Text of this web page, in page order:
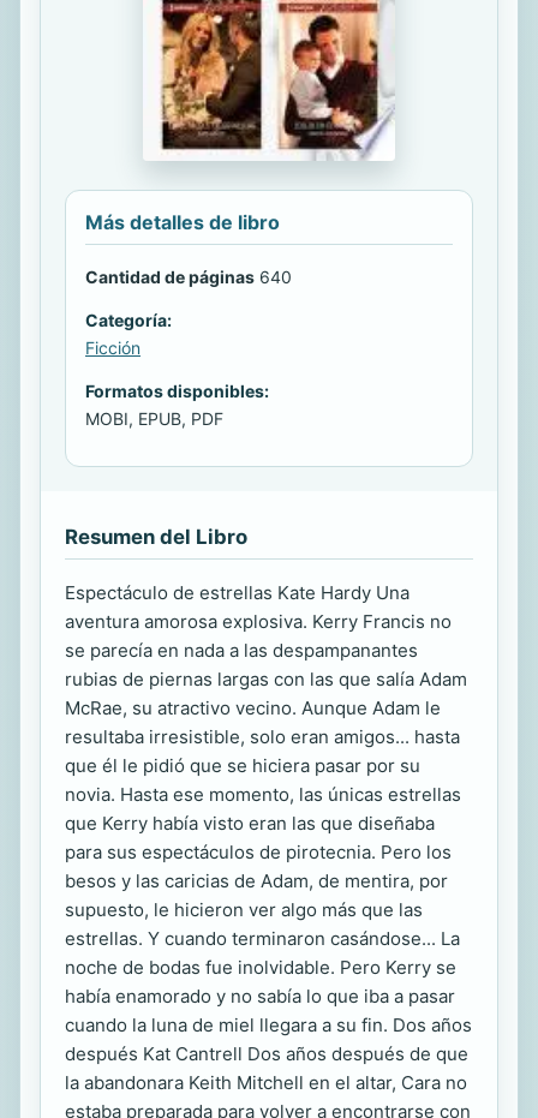
Más detalles de libro
Cantidad de páginas 640
Categoría:
Ficción
Formatos disponibles:
MOBI, EPUB, PDF
Resumen del Libro
Espectáculo de estrellas Kate Hardy Una
aventura amorosa explosiva. Kerry Francis no
se parecía en nada a las despampanantes
rubias de piernas largas con las que salía Adam
McRae, su atractivo vecino. Aunque Adam le
resultaba irresistible, solo eran amigos... hasta
que él le pidió que se hiciera pasar por su
novia. Hasta ese momento, las únicas estrellas
que Kerry había visto eran las que diseñaba
para sus espectáculos de pirotecnia. Pero los
besos y las caricias de Adam, de mentira, por
supuesto, le hicieron ver algo más que las
estrellas. Y cuando terminaron casándose... La
noche de bodas fue inolvidable. Pero Kerry se
había enamorado y no sabía lo que iba a pasar
cuando la luna de miel llegara a su fin. Dos años
después Kat Cantrell Dos años después de que
la abandonara Keith Mitchell en el altar, Cara no
estaba preparada para volver a encontrarse con